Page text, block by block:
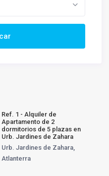
Ref. 1 - Alquiler de
Apartamento de 2
dormitorios de 5 plazas en
Urb. Jardines de Zahara
Urb. Jardines de Zahara,
Atlanterra